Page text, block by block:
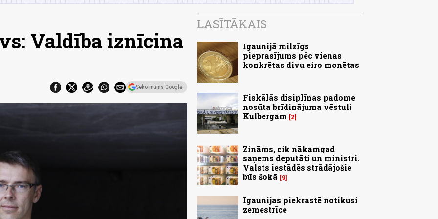
Valdība iznīcina
Seko mums Google
LASĪTĀKAIS
Igaunijā milzīgs
pieprasījums pēc vienas
konkrētas divu eiro monētas
Fiskālās disiplīnas padome
nosūta brīdinājuma vēstuli
Kulbergam
2
Zināms, cik nākamgad
saņems deputāti un ministri.
Valsts iestādēs strādājošie
būs šokā
9
Igaunijas piekrastē notikusi
zemestrīce